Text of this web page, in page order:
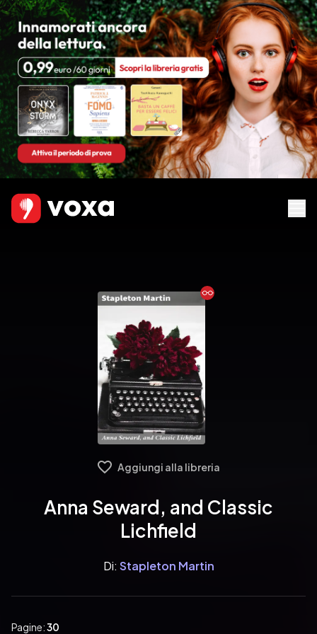
Ebook
Aggiungi alla libreria
Anna Seward, and Classic
Lichfield
Di: Stapleton Martin
Pagine:30